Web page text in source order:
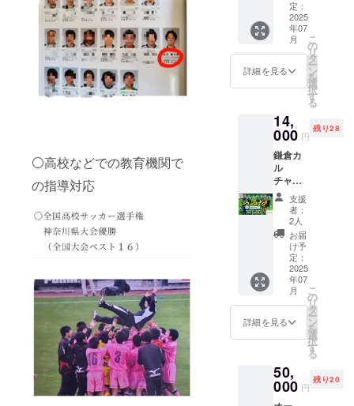
⚪高校などでの教育機関で
の指導対応
なたの
変化の
きっか
けにな
をお約
束しま
ある方
は、ぜ
ひお早
めにお
申し込
みくだ
さい！
安定し
たイン
ター
ネット
環境を
各自で
免責事
項: オン
ライン
レッス
ン中に
発生す
る通信
環境の
不具
合、機
器の故
障、予
期せぬ
中断、
および
それに
起因す
ン中の
不慮な
い申し
上げま
す。
【開催
日時】
火曜
日：17
時～19
日：18
時30分
～21時
金曜
日：17
時30分
～19時
土曜
日：18
時～20
期限：
2025年
7月から
2025年
月9月末
まで 提
供方
法：
テク参
加に必
要なビ
た、
ネット
環境
等、
ン受講
に必要
で準備
くださ
い。 ＊
オンラ
イン
レッス
ンにご
参加い
ただく
にあた
り、通
信環境
の不具
合、機
器の故
たは予
期せぬ
ど、
レッス
ン中に
生じる
ング終
了後、8
月より
毎月1回
スで開
催しま
ターン
費用
で、
2026年
3月まで
ご参加
いただ
けま
す。 ＊
開催当
日にご
参加い
ただけ
ない方
のため
録動画
と議事
ますの
でご安
心くだ
容理解
分)https
://youtu.
be/xZ8
O4Zkpn
m3QVJ
3C ・
テク理
論(フィ
ジテク
の理論
をより
詳しく
知る)
→https:
//gamm
a.app/d
ocs/-
ntjhb2s
5zxvci2
e?
mode=
ページ
→https:
じた施
術対応
をさせ
て頂き
ます。
＊この
「あん
摩マッ
サージ/
指圧/は
り/きゅ
う/」に
該当し
ます。
【料金
につい
て】 当
院は自
費診療
のみ
で、保
険は取
り扱っ
回の料
金に
レッス
ン10回
カル
チャー
セン
ターで
は、冷
備の快
適な室
内でピ
ラティ
スグ
ループ
レッス
ンをご
受講い
ただけ
ます。
これか
らの暑
い季節
も、環
境に左
右され
ングに
集中で
きます
定：
2025
年07
月
詳細を見る
こ
の
リ
タ
ー
ン
を
選
択
す
る
14,
000 円
残り28
鎌倉カ
ル
チャー
セン
ター
フィジ
テク1ヶ
月フ
リーパ
ス(2名)
＊2025
年7月～
9月末の
いずれ
かの1ヶ
月間を
頂き、
その1ヶ
月間が
支援
者：
2人
お届
け予
定：
2025
年07
月
詳細を見る
こ
の
リ
タ
ー
ン
を
選
択
す
る
50,
000 円
残り20